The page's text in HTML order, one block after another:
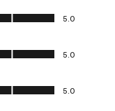
5.0
5.0
5.0